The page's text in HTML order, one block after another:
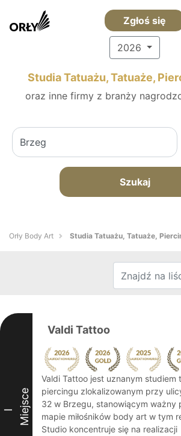
Zgłoś się
2026
Studia Tatuażu, Tatuaże,
oraz inne firmy z branży
Szukaj
Orły Body Art Studia Tatuażu, Tatuaże,
I Miejsce
Valdi Tattoo
Valdi Tattoo jest uznanym studiem
piercingu zlokalizowanym przy
32 w Brzegu, stanowiącym ważny
mapie miłośników body art w tym
Studio koncentruje się na realizacji